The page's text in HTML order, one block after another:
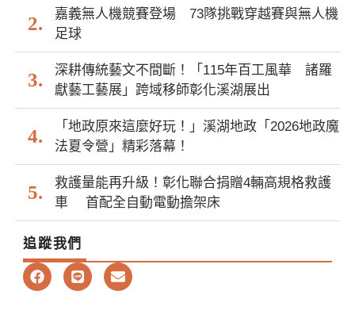
嘉義無人機競賽登場 73隊挑戰穿越賽與無人機
足球
深耕傳統藝文不間斷！「115年百工風華 諸羅
獻藝工藝展」跨域移師彰化溪湖展出
「地政原來這麼好玩！」溪湖地政「2026地政魔
法夏令營」精彩落幕！
救護量能再升級！彰化聯合捐贈4輛高規格救護
車 首配全自動電動擔架床
追蹤我們
F
a
L
i
E
n